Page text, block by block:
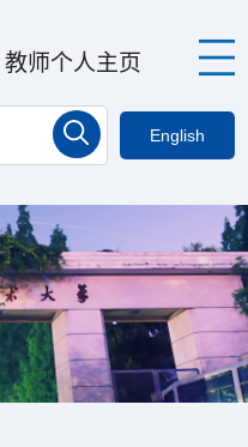
教师个人主页
English